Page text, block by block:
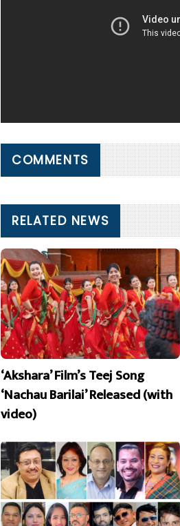
COMMENTS
RELATED NEWS
‘Akshara’ Film’s Teej Song
‘Nachau Barilai’ Released (with
video)